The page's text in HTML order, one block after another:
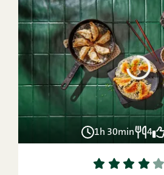
1h 30min 4
1 2 3 4 5